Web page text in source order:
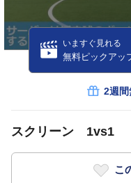
いますぐ見れる
無料ピックアッ
2週間
スクリーン 1vs1
こ